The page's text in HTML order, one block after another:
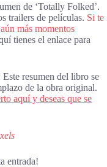
de ‘Totally Folked’.
trailers de películas. Si te
más momentos
tienes el enlace para
resumen del libro se
de la obra original.
aquí y deseas que se
entrada!